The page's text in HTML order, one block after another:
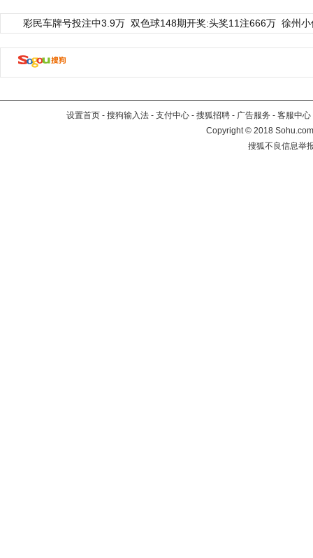
彩民车牌号投注中3.9万 双色球148期开奖:头奖11注666万 徐州
设置首页 - 搜狗输入法 - 支付中心 - 搜狐招聘 - 广告服务 - 客服中心
Copyright©2018
搜狐不良信息举